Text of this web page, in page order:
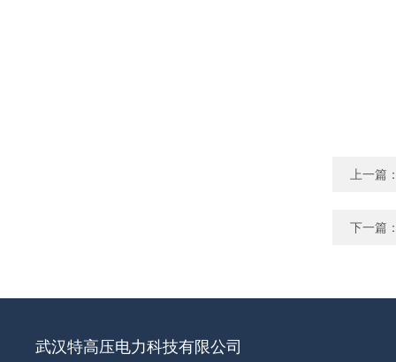
上一篇
下一篇
武汉特高压电力科技有限公司